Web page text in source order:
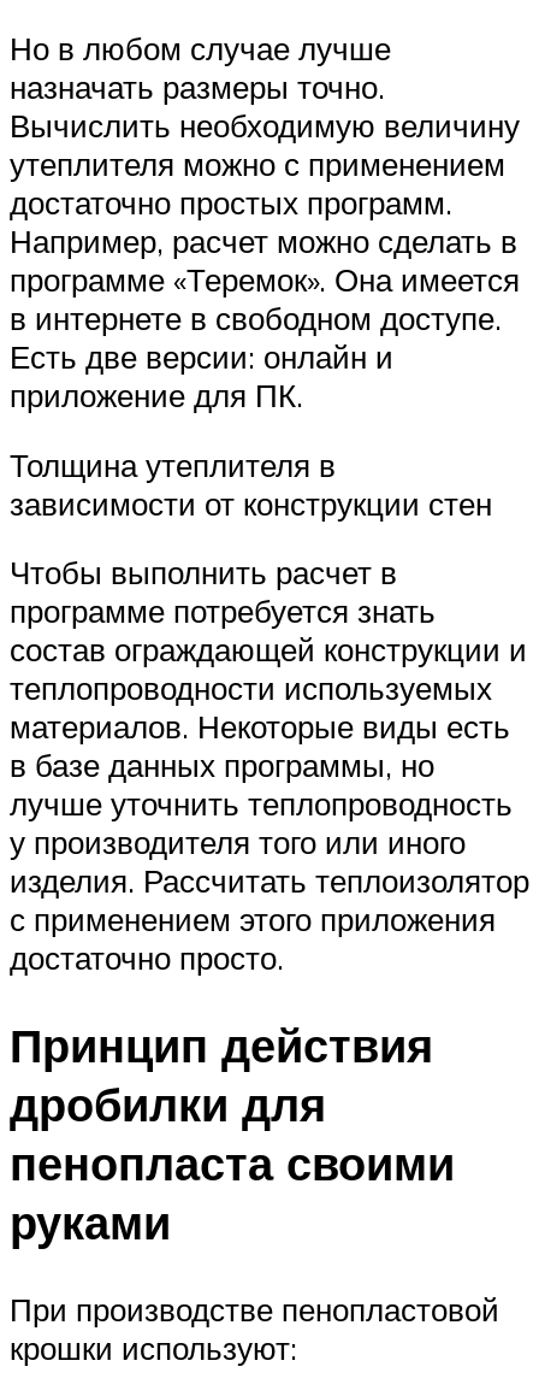
Но в любом случае лучше
назначать размеры точно.
Вычислить необходимую величину
утеплителя можно с применением
достаточно простых программ.
Например, расчет можно сделать в
программе «Теремок». Она имеется
в интернете в свободном доступе.
Есть две версии: онлайн и
приложение для ПК.
Толщина утеплителя в
зависимости от конструкции стен
Чтобы выполнить расчет в
программе потребуется знать
состав ограждающей конструкции и
теплопроводности используемых
материалов. Некоторые виды есть
в базе данных программы, но
лучше уточнить теплопроводность
у производителя того или иного
изделия. Рассчитать теплоизолятор
с применением этого приложения
достаточно просто.
Принцип действия
дробилки для
пенопласта своими
руками
При производстве пенопластовой
крошки используют: